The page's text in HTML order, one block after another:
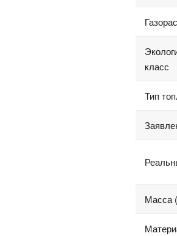
класс
Тип
Масса